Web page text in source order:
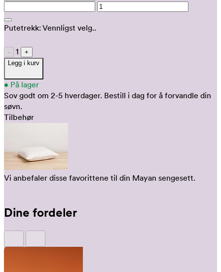
Putetrekk:Vennligst velg..
- 1
+
Legg i kurv
• På lager
Sov godt om 2-5 hverdager. Bestill i dag for å forvandle din
søvn.
Tilbehør
Vi anbefaler disse favorittene til din Mayan sengesett.
Dine fordeler